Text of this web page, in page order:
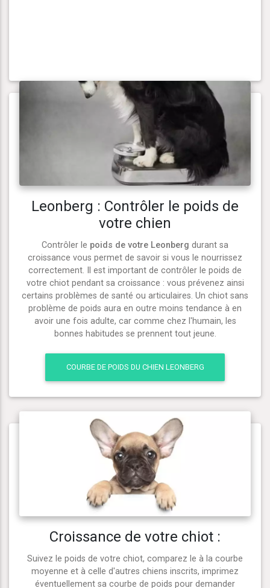
Leonberg : Contrôler le poids de
votre chien
Contrôler le poids de votre Leonberg durant sa
croissance vous permet de savoir si vous le nourrissez
correctement. Il est important de contrôler le poids de
votre chiot pendant sa croissance : vous prévenez ainsi
certains problèmes de santé ou articulaires. Un chiot sans
problème de poids aura en outre moins tendance à en
avoir une fois adulte, car comme chez l'humain, les
bonnes habitudes se prennent tout jeune.
COURBE DE POIDS DU CHIEN LEONBERG
Croissance de votre chiot :
Suivez le poids de votre chiot, comparez le à la courbe
moyenne et à celle d'autres chiens inscrits, imprimez
éventuellement sa courbe de poids pour demander